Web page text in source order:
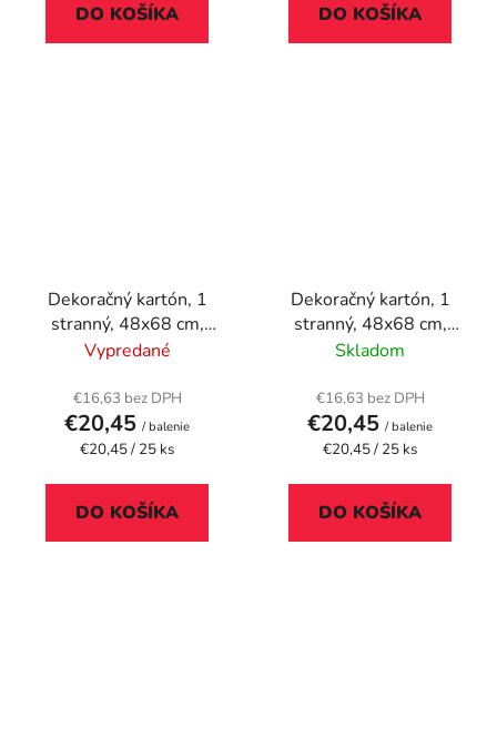
DO KOŠÍKA DO KOŠÍKA
Dekoračný kartón, 1
stranný, 48x68 cm,
maslová
Vypredané
€16,63 bez DPH
€20,45 / balenie
Jednotková
€20,45 / 25 ks
DO KOŠÍKA
Dekoračný kartón, 1
stranný, 48x68 cm,
modrá
Skladom
€16,63 bez DPH
€20,45 / balenie
Jednotková
€20,45 / 25 ks
DO KOŠÍKA